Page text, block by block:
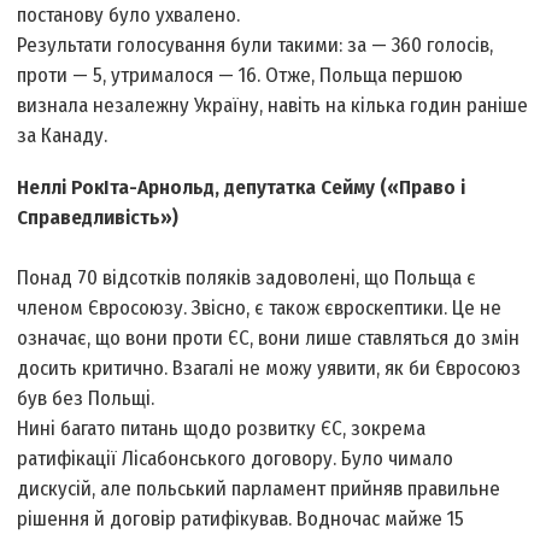
постанову було ухвалено.
Результати голосування були такими: за — 360 голосів,
проти — 5, утрималося — 16. Отже, Польща першою
визнала незалежну Україну, навіть на кілька годин раніше
за Канаду.
Неллі РокІта-Арнольд, депутатка Сейму («Право і
Справедливість»)
Понад 70 відсотків поляків задоволені, що Польща є
членом Євросоюзу. Звісно, є також євроскептики. Це не
означає, що вони проти ЄС, вони лише ставляться до змін
досить критично. Взагалі не можу уявити, як би Євросоюз
був без Польщі.
Нині багато питань щодо розвитку ЄС, зокрема
ратифікації Лісабонського договору. Було чимало
дискусій, але польський парламент прийняв правильне
рішення й договір ратифікував. Водночас майже 15